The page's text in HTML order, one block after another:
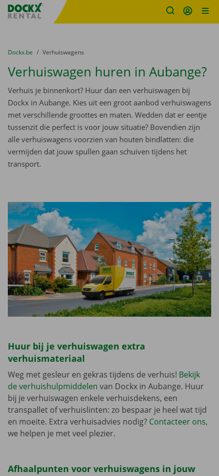
Fratello DEMO
U bevindt zich hier:
van
Dockx.be naar
Verhuiswagens
Verhuiswagen huren in Aubange?
Verhuis je binnenkort? Huur dan een verhuiswagen bij
Dockx in Aubange. Kies uit een groot aanbod verhuiswagens
met verschillende groottes en maten. Wedden dat er eentje
tussenzit die perfect is voor jouw situatie? Bovendien zijn
alle verhuiswagens voorzien van houten bindlatten: die
vermijden dat jouw spullen gaan schuiven tijdens het
transport.
Huur bij je verhuiswagen extra
verhuismateriaal
Weg met gesleur en gekras tijdens de verhuis! Bekijk
de verhuishulpmiddelen van Dockx in Aubange. Huur
bij je verhuiswagen enkele verhuisdekens, een
transpallet of verhuislinten: zo bespaar je heel wat tijd
en moeite. Extra verhuisadvies nodig? Contacteer ons,
we helpen je met veel plezier.
Afhaalpunten voor verhuiswagens in jouw